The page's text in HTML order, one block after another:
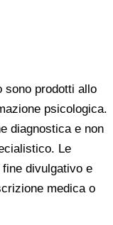
sono prodotti allo
psicologica.
diagnostica e non
Le
divulgativo e
medica o